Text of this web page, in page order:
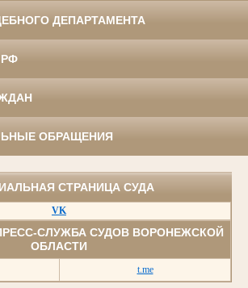
ДЕПАРТАМЕНТА
ОБРАЩЕНИЯ
СТРАНИЦА СУДА
VK
СЛУЖБА СУДОВ ВОРОНЕЖСКОЙ
ОБЛАСТИ
t.me